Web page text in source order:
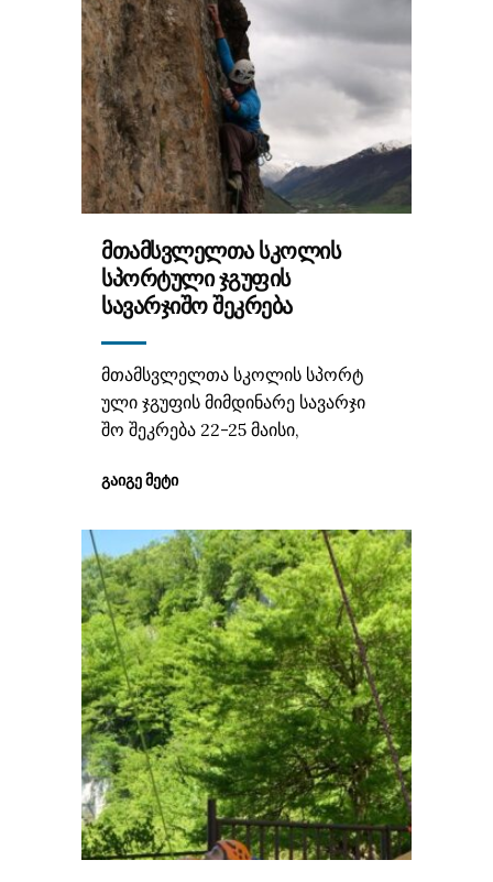
ᲛᲗᲐᲛᲡᲕᲚᲔᲚᲗᲐ ᲡᲙᲝᲚᲘᲡ
ᲡᲞᲝᲠᲢᲣᲚᲘ ᲯᲒᲣᲤᲘᲡ
ᲡᲐᲕᲐᲠᲯᲘᲨᲝ ᲨᲔᲙᲠᲔᲑᲐ
მთამსვლელთა სკოლის სპორტ
ული ჯგუფის მიმდინარე სავარჯი
შო შეკრება 22-25 მაისი,
ᲒᲐᲘᲒᲔ ᲛᲔᲢᲘ